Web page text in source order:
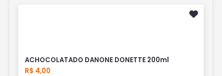
ACHOCOLATADO DANONE DONETTE 200ml
R$ 4,00